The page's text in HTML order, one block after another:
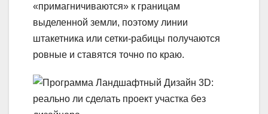
«примагничиваются» к границам
выделенной земли, поэтому линии
штакетника или сетки-рабицы получаются
ровные и ставятся точно по краю.